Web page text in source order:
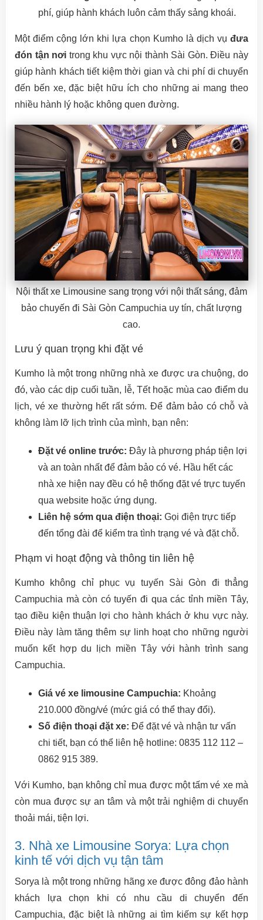
phí, giúp hành khách luôn cảm thấy sảng khoái.
Một điểm cộng lớn khi lựa chọn Kumho là dịch vụ đưa
đón tận nơi trong khu vực nội thành Sài Gòn. Điều này
giúp hành khách tiết kiệm thời gian và chi phí di chuyển
đến bến xe, đặc biệt hữu ích cho những ai mang theo
nhiều hành lý hoặc không quen đường.
Nội thất xe Limousine sang trọng với nội thất sáng, đảm
bảo chuyến đi Sài Gòn Campuchia uy tín, chất lượng
cao.
Lưu ý quan trọng khi đặt vé
Kumho là một trong những nhà xe được ưa chuộng, do
đó, vào các dịp cuối tuần, lễ, Tết hoặc mùa cao điểm du
lịch, vé xe thường hết rất sớm. Để đảm bảo có chỗ và
không làm lỡ lịch trình của mình, bạn nên:
Đặt vé online trước: Đây là phương pháp tiện lợi
và an toàn nhất để đảm bảo có vé. Hầu hết các
nhà xe hiện nay đều có hệ thống đặt vé trực tuyến
qua website hoặc ứng dụng.
Liên hệ sớm qua điện thoại: Gọi điện trực tiếp
đến tổng đài để kiểm tra tình trạng vé và đặt chỗ.
Phạm vi hoạt động và thông tin liên hệ
Kumho không chỉ phục vụ tuyến Sài Gòn đi thẳng
Campuchia mà còn có tuyến đi qua các tỉnh miền Tây,
tạo điều kiện thuận lợi cho hành khách ở khu vực này.
Điều này làm tăng thêm sự linh hoạt cho những người
muốn kết hợp du lịch miền Tây với hành trình sang
Campuchia.
Giá vé xe limousine Campuchia: Khoảng
210.000 đồng/vé (mức giá có thể thay đổi).
Số điện thoại đặt xe: Để đặt vé và nhận tư vấn
chi tiết, bạn có thể liên hệ hotline: 0835 112 112 –
0862 915 389.
Với Kumho, bạn không chỉ mua được một tấm vé xe mà
còn mua được sự an tâm và một trải nghiệm di chuyển
thoải mái, tiện lợi.
3. Nhà xe Limousine Sorya: Lựa chọn
kinh tế với dịch vụ tận tâm
Sorya là một trong những hãng xe được đông đảo hành
khách lựa chọn khi có nhu cầu di chuyển đến
Campuchia, đặc biệt là những ai tìm kiếm sự kết hợp